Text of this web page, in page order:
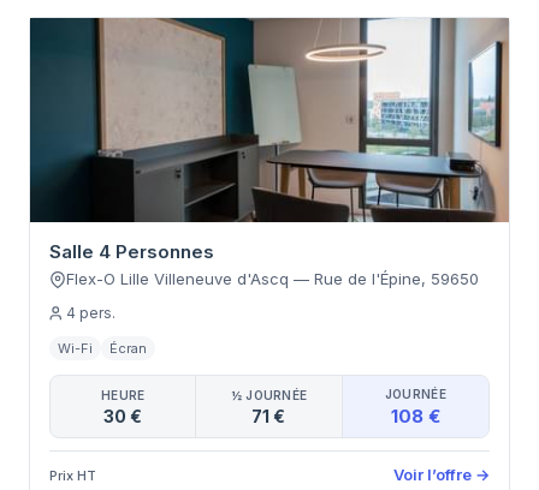
Salle 4 Personnes
Flex-O Lille Villeneuve d'Ascq — Rue de l'Épine, 59650
4 pers.
Wi-Fi Écran
HEURE
30 €
½ JOURNÉE
71 €
JOURNÉE
108 €
Prix HT Voir l’offre →